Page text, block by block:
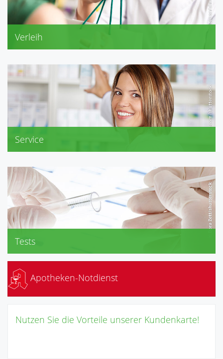
Verleih
Pariboy
elektr. Milchpumpen
Service
Tests
Blutdruckmessung
Apotheken-Notdienst
Nutzen Sie die Vorteile unserer Kundenkarte!